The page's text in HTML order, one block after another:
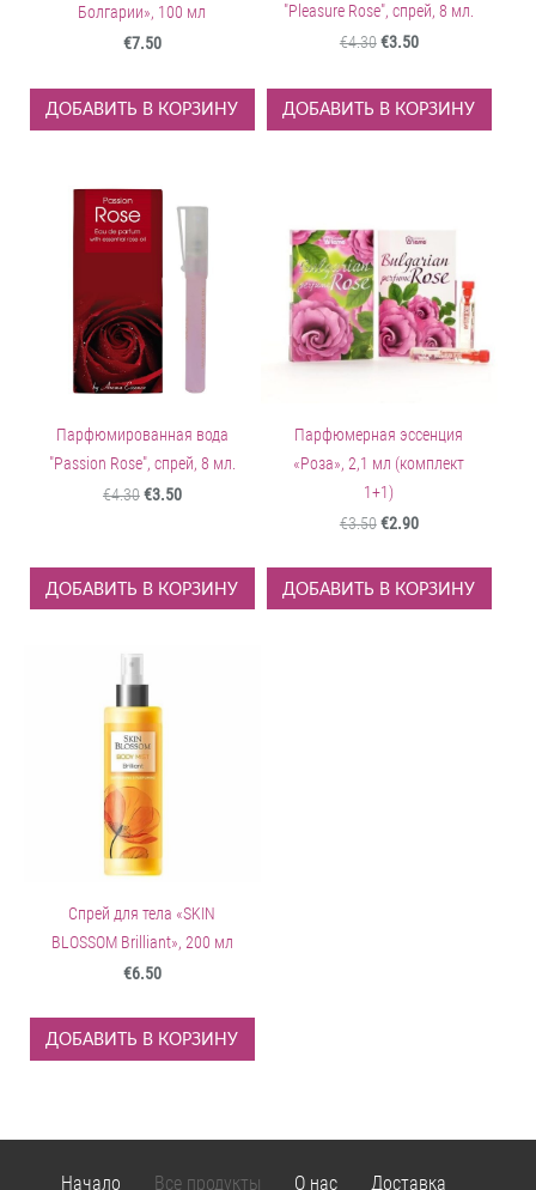
Болгарии», 100 мл
€7.50
ДОБАВИТЬ В КОРЗИНУ
"Pleasure Rose", спрей, 8 мл.
€4.30€3.50
ДОБАВИТЬ В КОРЗИНУ
Парфюмированная вода
"Passion Rose", спрей, 8 мл.
€4.30€3.50
ДОБАВИТЬ В КОРЗИНУ
Парфюмерная эссенция
«Роза», 2,1 мл (комплект
1+1)
€3.50€2.90
ДОБАВИТЬ В КОРЗИНУ
Спрей для тела «SKIN
BLOSSOM Brilliant», 200 мл
€6.50
ДОБАВИТЬ В КОРЗИНУ
Начало Все продукты О нас Доставка